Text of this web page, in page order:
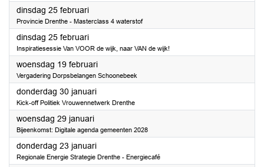
dinsdag 25 februari2025
Provincie Drenthe - Masterclass 4 waterstof
dinsdag 25 februari2025
Inspiratiesessie Van VOOR de wijk, naar VAN de wijk!
woensdag 19 februari2025
Vergadering Dorpsbelangen Schoonebeek
donderdag 30 januari2025
Kick-off Politiek Vrouwennetwerk Drenthe
woensdag 29 januari2025
Bijeenkomst: Digitale agenda gemeenten 2028
donderdag 23 januari2025
Regionale Energie Strategie Drenthe - Energiecafé